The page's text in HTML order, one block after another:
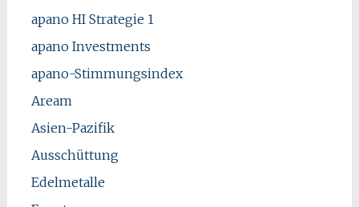
apano HI Strategie 1
apano Investments
apano-Stimmungsindex
Aream
Asien-Pazifik
Ausschüttung
Edelmetalle